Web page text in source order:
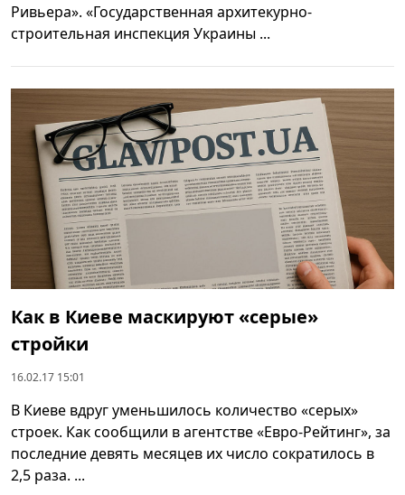
Ривьера». «Государственная архитекурно-
строительная инспекция Украины ...
Как в Киеве маскируют «серые»
стройки
16.02.17 15:01
В Киеве вдруг уменьшилось количество «серых»
строек. Как сообщили в агентстве «Евро-Рейтинг», за
последние девять месяцев их число сократилось в
2,5 раза. ...